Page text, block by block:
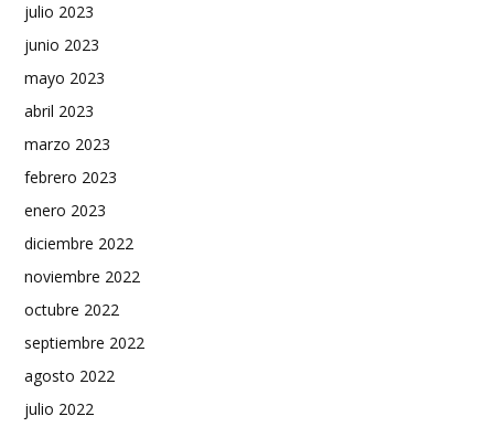
julio 2023
junio 2023
mayo 2023
abril 2023
marzo 2023
febrero 2023
enero 2023
diciembre 2022
noviembre 2022
octubre 2022
septiembre 2022
agosto 2022
julio 2022